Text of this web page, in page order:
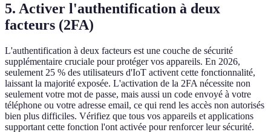
5. Activer l'authentification à deux
facteurs (2FA)
L'authentification à deux facteurs est une couche de sécurité
supplémentaire cruciale pour protéger vos appareils. En 2026,
seulement 25 % des utilisateurs d'IoT activent cette fonctionnalité,
laissant la majorité exposée. L'activation de la 2FA nécessite non
seulement votre mot de passe, mais aussi un code envoyé à votre
téléphone ou votre adresse email, ce qui rend les accès non autorisés
bien plus difficiles. Vérifiez que tous vos appareils et applications
supportant cette fonction l'ont activée pour renforcer leur sécurité.